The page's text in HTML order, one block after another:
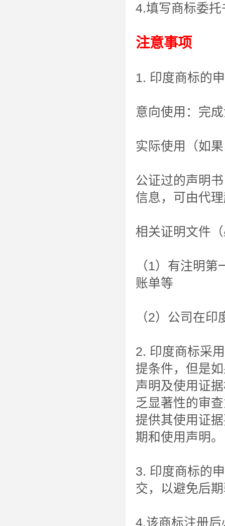
4.填写商标委托
注意事项
1. 印度商标的
意向使用：完
实际使用（如
公证过的声明
信息，可由代
相关证明文件
（1）有注明
账单等
（2）公司在
2. 印度商标采
提条件，但是
声明及使用证
乏显著性的审
提供其使用证
期和使用声明。
3. 印度商标的
交，以避免后
4.该商标注册